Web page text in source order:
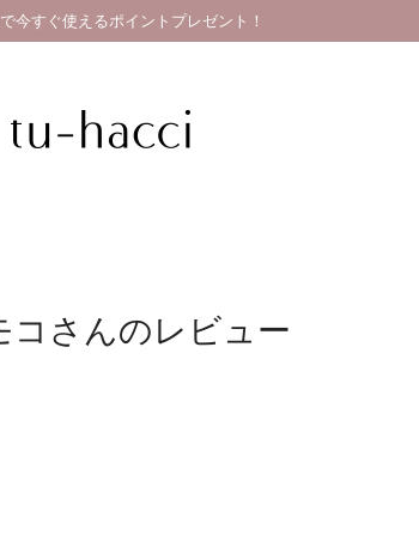
今すぐ使えるポイントプレゼント！
コさんのレビュー